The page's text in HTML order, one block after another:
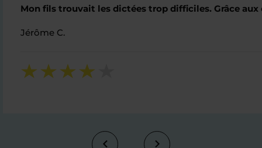
Mon fils trouvait les dictées trop difficiles. Grâce
Jérôme C.